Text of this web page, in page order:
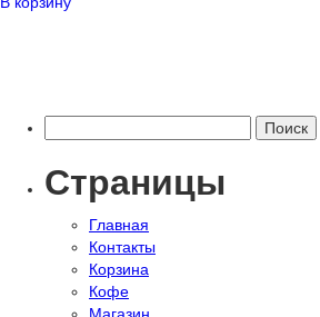
Страницы
Главная
Контакты
Корзина
Кофе